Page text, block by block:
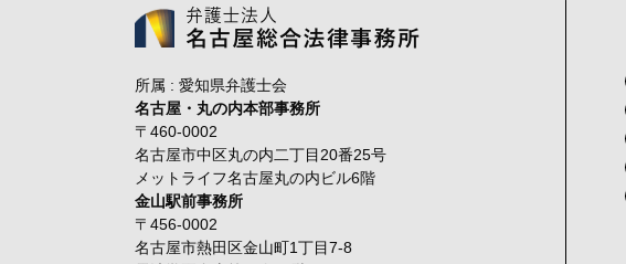
所属 : 愛知県弁護士会
名古屋・丸の内本部事務所
〒460-0002
名古屋市中区丸の内二丁目20番25号
メットライフ名古屋丸の内ビル6階
金山駅前事務所
〒456-0002
名古屋市熱田区金山町1丁目7-8